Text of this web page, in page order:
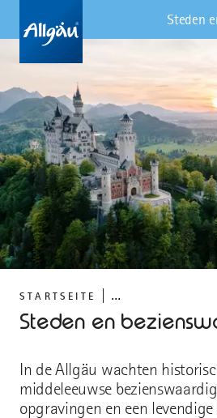
Steden
STARTSEITE ...
Steden en
In de Allgäu wachten
middeleeuwse
opgravingen en een